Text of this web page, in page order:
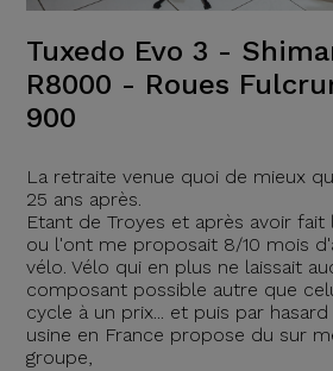
Tuxedo Evo 3 -
R8000 - Roues
900
La retraite venue quoi de mieux
25 ans après.
Etant de Troyes et après avoir fait
ou l'ont me proposait 8/10 mois
vélo. Vélo qui en plus ne laissait
composant possible autre que
cycle à un prix... et puis par hasard
usine en France propose du sur
groupe,